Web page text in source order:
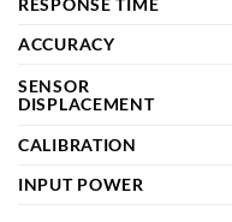
RESPONSE TIME
ACCURACY
SENSOR
DISPLACEMENT
CALIBRATION
INPUT POWER